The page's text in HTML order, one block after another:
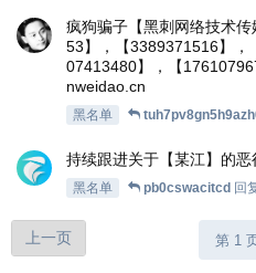
疯狗骗子【黑刺网络技术
53】，【3389371516】，
07413480】，【
nweidao.cn
黑名单
持续跟进关于【某江】的恶
黑名单 pb0cswacitcd 回
上一页